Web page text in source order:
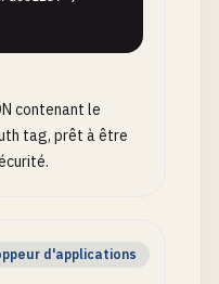
contenant le
tag, prêt à être
d'applications